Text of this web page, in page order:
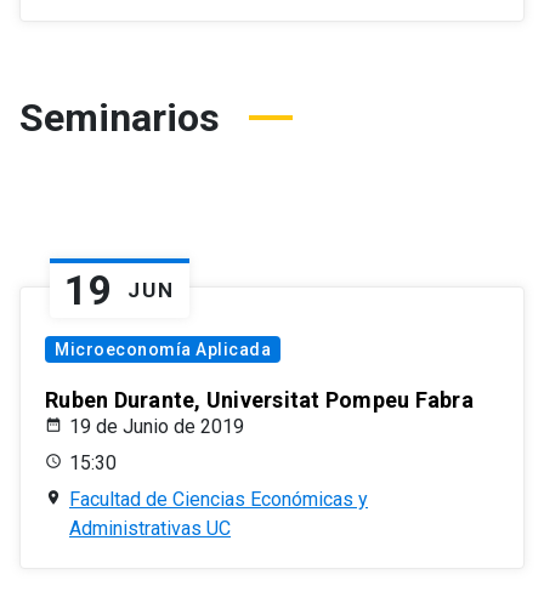
Seminarios
19 JUN
Microeconomía Aplicada
Ruben Durante, Universitat Pompeu Fabra
19 de Junio de 2019
15:30
Facultad de Ciencias Económicas y
Administrativas UC